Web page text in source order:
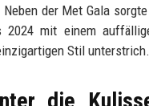
der Met Gala
2024 mit einem
Stil unterstrich.